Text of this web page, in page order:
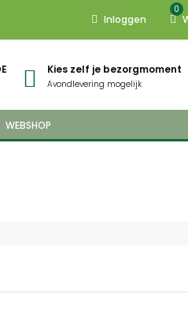
Inloggen
0
Kies zelf je bezorgmoment
Avondlevering mogelijk
WEBSHOP